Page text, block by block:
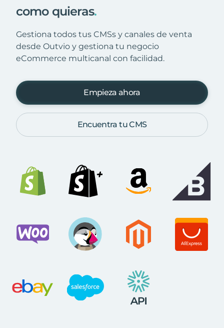
como quieras.
Gestiona todos tus CMSs y canales de venta
desde Outvio y gestiona tu negocio
eCommerce multicanal con facilidad.
Empieza ahora
Encuentra tu CMS